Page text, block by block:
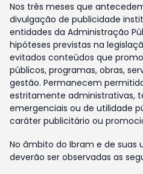
Nos três meses que
divulgação de publicidade
entidades da Administração
hipóteses previstas na
evitados conteúdos que
públicos, programas, obras,
gestão. Permanecem
estritamente administrativas,
emergenciais ou de utilidade
caráter publicitário ou
No âmbito do Ibram e de suas
deverão ser observadas as